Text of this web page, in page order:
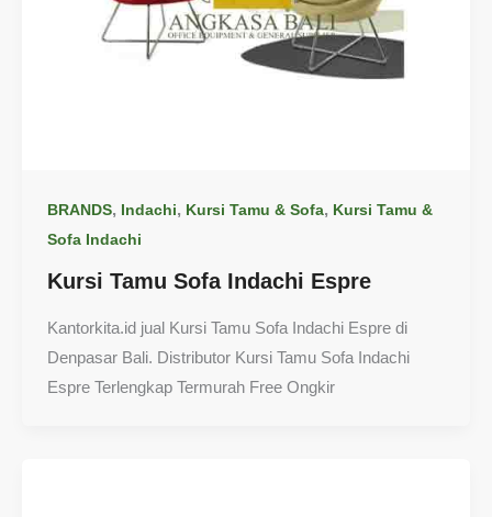
BRANDS, Indachi, Kursi Tamu & Sofa, Kursi Tamu &
Sofa Indachi
Kursi Tamu Sofa Indachi Espre
Kantorkita.id jual Kursi Tamu Sofa Indachi Espre di
Denpasar Bali. Distributor Kursi Tamu Sofa Indachi
Espre Terlengkap Termurah Free Ongkir